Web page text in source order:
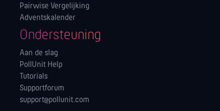
Pairwise Vergelijking
Adventskalender
Ondersteuning
Aan de slag
PollUnit Help
Tutorials
Supportforum
support@pollunit.com